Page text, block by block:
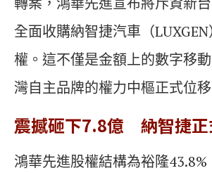
全面收購納智捷汽車（
權。這不僅是金額上的數字移
灣自主品牌的權力中樞正式位移
震撼砸下7.8億 納智捷正
鴻華先進股權結構為裕隆